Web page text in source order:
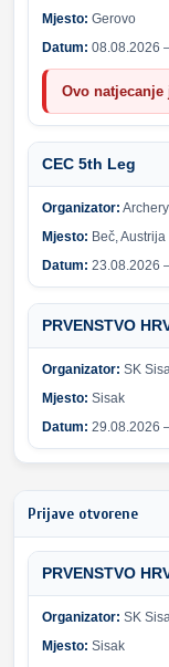
Mjesto: Gerovo
Datum: 08.08.2026
Ovo natjecanje
CEC 5th Leg
Organizator:
Mjesto: Beč, Austrija
Datum: 23.08.2026
PRVENSTVO
Organizator: SK
Mjesto: Sisak
Datum: 29.08.2026
Prijave otvorene
PRVENSTVO
Organizator: SK
Mjesto: Sisak